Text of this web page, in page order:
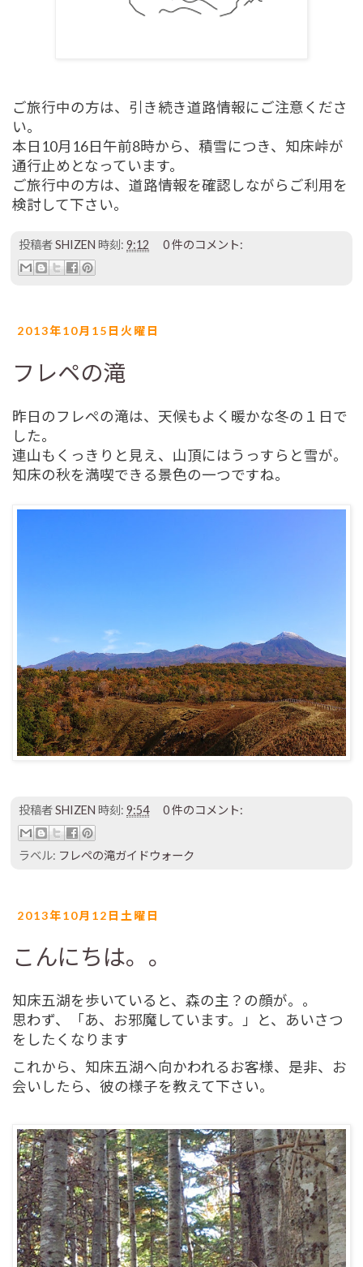
ご旅行中の方は、引き続き道路情報にご注意くださ
い。
本日10月16日午前8時から、積雪につき、知床峠が
通行止めとなっています。
ご旅行中の方は、道路情報を確認しながらご利用を
検討して下さい。
投稿者SHIZEN 時刻: 9:12 0 件のコメント:
2013年10月15日火曜日
フレペの滝
昨日のフレペの滝は、天候もよく暖かな冬の１日で
した。
連山もくっきりと見え、山頂にはうっすらと雪が。
知床の秋を満喫できる景色の一つですね。
投稿者SHIZEN 時刻: 9:54 0 件のコメント:
ラベル: フレペの滝ガイドウォーク
2013年10月12日土曜日
こんにちは。。
知床五湖を歩いていると、森の主？の顔が。。
思わず、「あ、お邪魔しています。」と、あいさつ
をしたくなります
これから、知床五湖へ向かわれるお客様、是非、お
会いしたら、彼の様子を教えて下さい。